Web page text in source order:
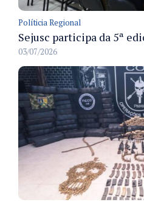
Políticia Regional
03/07/2026